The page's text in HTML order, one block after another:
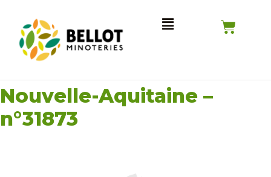
Nouvelle-Aquitaine –
n°31873